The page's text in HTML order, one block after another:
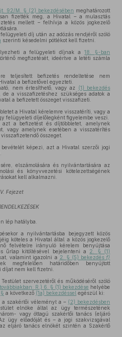
92/M. § (2) bekezdésében meghatározott
fizették meg, a Hivatal – a mulasztás
mellett – felhívja a közös jogkezelő
díj után az adózás rendjéről szóló
szerinti késedelmi pótlékot kell fizetni.
a felügyeleti díjnak a18. §-ban
megfizetését, ideértve a letéti számla
teljesített befizetés rendeltetése nem
a befizetővel egyezteti.
nem értesíthető, vagy az
(1) bekezdés
a visszafizetéshez szükséges adatok a
a befizetett összeget visszafizeti.
a Hivatal kérelemre visszatéríti, vagy a
felügyeleti díjelőlegként figyelembe veszi.
a befizetést és díjtöbbletet, amelynek
vagy amelynek esetében a visszatérítés
összeget.
képezi, azt a Hivatal szerzői jogi
elszámolására és nyilvántartására az
és könyvvezetési kötelezettségének
kell alkalmazni.
Fejezet
lép hatályba.
a nyilvántartásba bejegyzett közös
köteles a Hivatal által a közös jogkezelő
felvételre irányuló kérelem benyújtása
űrlap kitöltésével bejelenteni a 2. § (1)
valamint igazolni a 2. § (5) bekezdésf)
megfelelően határidőben benyújtott
díjat nem kell fizetni.
szervezetéről és működéséről szóló
R.) 6. § (1) bekezdése helyébe
a következő (1a) bekezdéssel egészül ki:
a szakértői véleményt a – (2) bekezdésben
elnöke által az ügy természetének
vagy öttagú szakértői tanács (eljáró
ügy előadóját és – a jogi szakvizsgával
eljáró tanács elnökét szintén a Szakértő